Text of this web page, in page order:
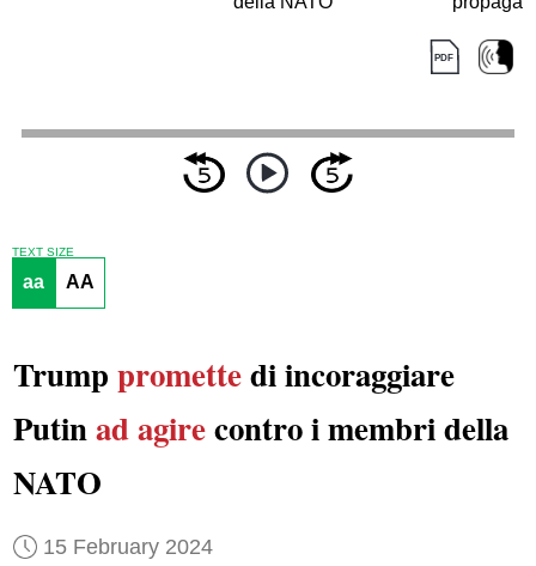
TEXT SIZE
aa AA
Trump promettedi incoraggiare
Putinad agirecontro i membri della
NATO
15 February 2024